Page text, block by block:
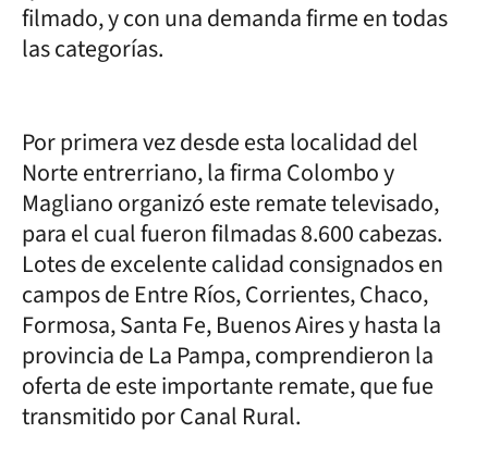
filmado, y con una demanda firme en todas
las categorías.
Por primera vez desde esta localidad del
Norte entrerriano, la firma Colombo y
Magliano organizó este remate televisado,
para el cual fueron filmadas 8.600 cabezas.
Lotes de excelente calidad consignados en
campos de Entre Ríos, Corrientes, Chaco,
Formosa, Santa Fe, Buenos Aires y hasta la
provincia de La Pampa, comprendieron la
oferta de este importante remate, que fue
transmitido por Canal Rural.